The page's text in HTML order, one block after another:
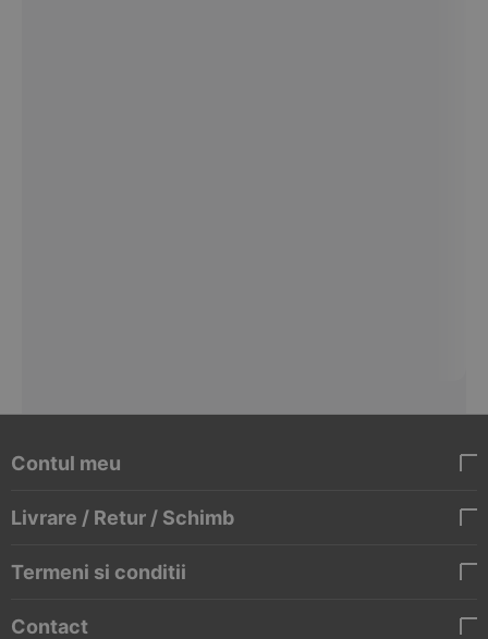
Contul meu
Livrare / Retur / Schimb
Termeni si conditii
Contact